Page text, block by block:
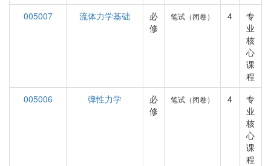
005007
流体力学基础
必
修
笔试（闭卷） 4
专
业
核
心
课
程
005006
弹性力学
必
修
笔试（闭卷） 4
专
业
核
心
课
程